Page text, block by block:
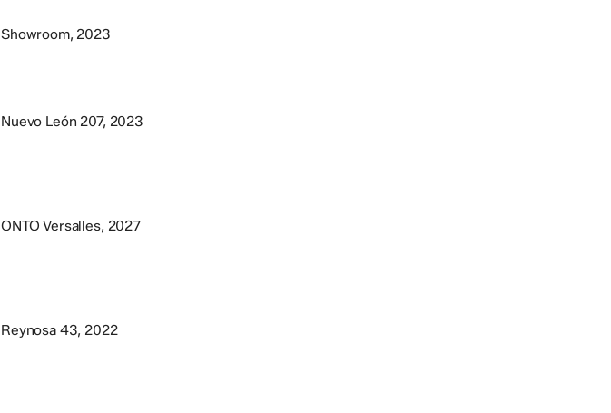
Showroom, 2023
Nuevo León 207, 2023
ONTO Versalles, 2027
Reynosa 43, 2022